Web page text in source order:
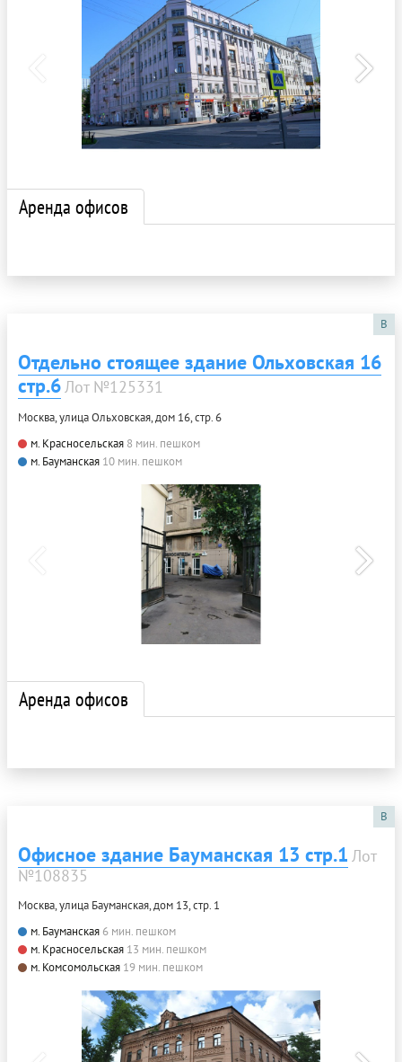
Аренда офисов
B
Отдельно стоящее здание Ольховская 16
стр.6Лот №125331
Москва, улица Ольховская, дом 16, стр. 6
м. Красносельская 8 мин. пешком
м. Бауманская 10 мин. пешком
Аренда офисов
B
Офисное здание Бауманская 13 стр.1 Лот
№108835
Москва, улица Бауманская, дом 13, стр. 1
м. Бауманская 6 мин. пешком
м. Красносельская 13 мин. пешком
м. Комсомольская 19 мин. пешком